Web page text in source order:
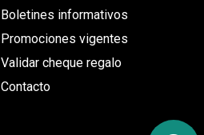
Boletines informativos
Promociones vigentes
Validar cheque regalo
Contacto